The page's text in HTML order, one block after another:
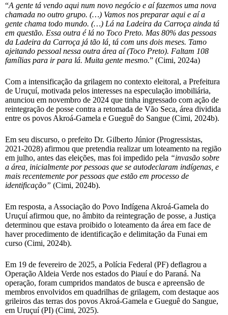
“A gente tá vendo aqui num novo negócio e aí fazemos uma nova
chamada no outro grupo. (…) Vamos nos preparar aqui e aí a
gente chama todo mundo. (…) Lá na Ladeira da Carroça ainda tá
em questão. Essa outra é lá no Toco Preto. Mas 80% das pessoas
da Ladeira da Carroça já tão lá, tá com uns dois meses. Tamo
ajeitando pessoal nessa outra área aí (Toco Preto). Faltam 108
famílias para ir para lá. Muita gente mesmo.” (Cimi, 2024a)
Com a intensificação da grilagem no contexto eleitoral, a Prefeitura
de Uruçuí, motivada pelos interesses na especulação imobiliária,
anunciou em novembro de 2024 que tinha ingressado com ação de
reintegração de posse contra a retomada de Vão Seca, área dividida
entre os povos Akroá-Gamela e Gueguê do Sangue (Cimi, 2024b).
Em seu discurso, o prefeito Dr. Gilberto Júnior (Progressistas,
2021-2028) afirmou que pretendia realizar um loteamento na região
em julho, antes das eleições, mas foi impedido pela “invasão sobre
a área, inicialmente por pessoas que se autodeclaram indígenas, e
mais recentemente por pessoas que estão em processo de
identificação” (Cimi, 2024b).
Em resposta, a Associação do Povo Indígena Akroá-Gamela do
Uruçuí afirmou que, no âmbito da reintegração de posse, a Justiça
determinou que estava proibido o loteamento da área em face de
haver procedimento de identificação e delimitação da Funai em
curso (Cimi, 2024b).
Em 19 de fevereiro de 2025, a Polícia Federal (PF) deflagrou a
Operação Aldeia Verde nos estados do Piauí e do Paraná. Na
operação, foram cumpridos mandatos de busca e apreensão de
membros envolvidos em quadrilhas de grilagem, com destaque aos
grileiros das terras dos povos Akroá-Gamela e Gueguê do Sangue,
em Uruçuí (PI) (Cimi, 2025).